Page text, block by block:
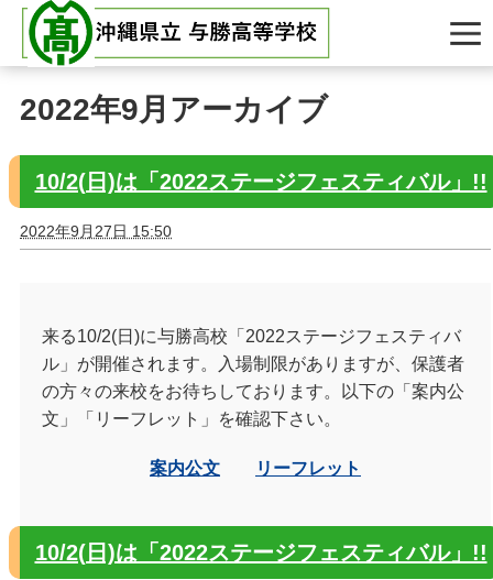
2022年9月アーカイブ
10/2(日)は「2022ステージフェスティバル」!!
2022年9月27日 15:50
来る10/2(日)に与勝高校「2022ステージフェスティバ
ル」が開催されます。入場制限がありますが、保護者
の方々の来校をお待ちしております。以下の「案内公
文」「リーフレット」を確認下さい。
案内公文 リーフレット
10/2(日)は「2022ステージフェスティバル」!!